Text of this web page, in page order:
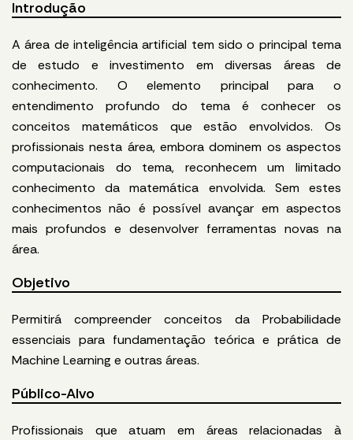
Introdução
A área de inteligência artificial tem sido o principal tema
de estudo e investimento em diversas áreas de
conhecimento. O elemento principal para o
entendimento profundo do tema é conhecer os
conceitos matemáticos que estão envolvidos. Os
profissionais nesta área, embora dominem os aspectos
computacionais do tema, reconhecem um limitado
conhecimento da matemática envolvida. Sem estes
conhecimentos não é possível avançar em aspectos
mais profundos e desenvolver ferramentas novas na
área.
Objetivo
Permitirá compreender conceitos da Probabilidade
essenciais para fundamentação teórica e prática de
Machine Learning e outras áreas.
Público-Alvo
Profissionais que atuam em áreas relacionadas à